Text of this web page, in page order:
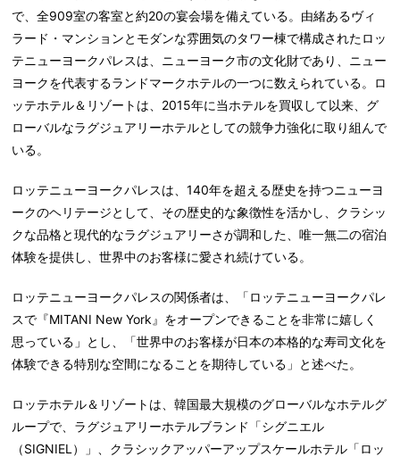
で、全909室の客室と約20の宴会場を備えている。由緒あるヴィ
ラード・マンションとモダンな雰囲気のタワー棟で構成されたロッ
テニューヨークパレスは、ニューヨーク市の文化財であり、ニュー
ヨークを代表するランドマークホテルの一つに数えられている。ロ
ッテホテル＆リゾートは、2015年に当ホテルを買収して以来、グ
ローバルなラグジュアリーホテルとしての競争力強化に取り組んで
いる。
ロッテニューヨークパレスは、140年を超える歴史を持つニューヨ
ークのヘリテージとして、その歴史的な象徴性を活かし、クラシッ
クな品格と現代的なラグジュアリーさが調和した、唯一無二の宿泊
体験を提供し、世界中のお客様に愛され続けている。
ロッテニューヨークパレスの関係者は、「ロッテニューヨークパレ
スで『MITANI New York』をオープンできることを非常に嬉しく
思っている」とし、「世界中のお客様が日本の本格的な寿司文化を
体験できる特別な空間になることを期待している」と述べた。
ロッテホテル＆リゾートは、韓国最大規模のグローバルなホテルグ
ループで、ラグジュアリーホテルブランド「シグニエル
（SIGNIEL）」、クラシックアッパーアップスケールホテル「ロッ